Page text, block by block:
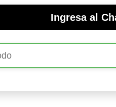
Ingresa al